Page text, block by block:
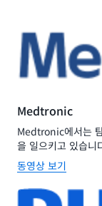
Medtronic
Medtronic에서는
을 일으키고 있습니
동영상 보기